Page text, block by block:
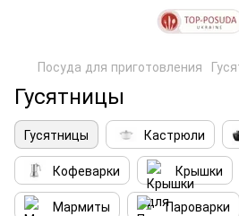
Посуда для приготовления
Гусятницы
Гусятницы Кастрюли
Кофеварки
Крышки
Мармиты
Пароварки